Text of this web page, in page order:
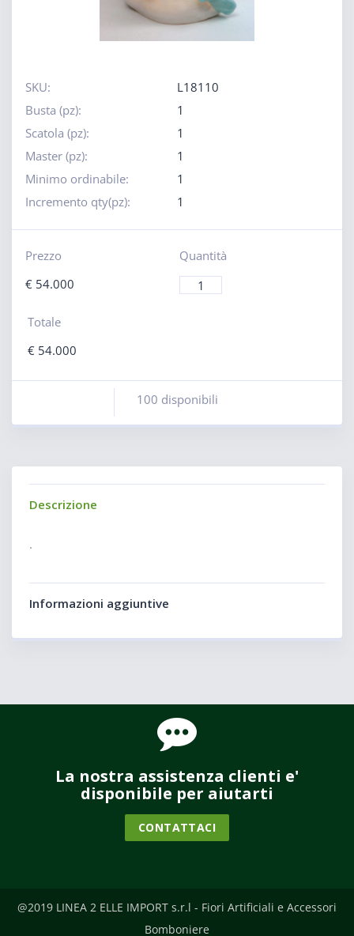
SKU:
L18110
Busta (pz):
1
Scatola (pz):
1
Master (pz):
1
Minimo ordinabile:
1
Incremento qty(pz):
1
Prezzo
€54.000
Quantità
Totale
€54.000
100 disponibili
Descrizione
.
Informazioni aggiuntive
La nostra assistenza clienti e'
disponibile per aiutarti
CONTATTACI
@2019 LINEA 2 ELLE IMPORT s.r.l - Fiori Artificiali e Accessori
Bomboniere